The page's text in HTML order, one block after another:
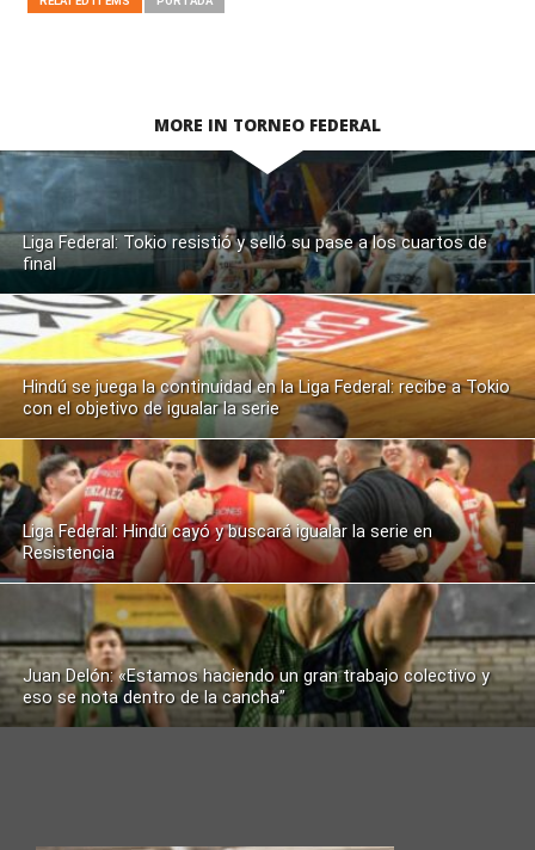
MORE IN TORNEO FEDERAL
Liga Federal: Tokio resistió y selló su pase a los cuartos de
final
Hindú se juega la continuidad en la Liga Federal: recibe a Tokio
con el objetivo de igualar la serie
Liga Federal: Hindú cayó y buscará igualar la serie en
Resistencia
Juan Delón: «Estamos haciendo un gran trabajo colectivo y
eso se nota dentro de la cancha”